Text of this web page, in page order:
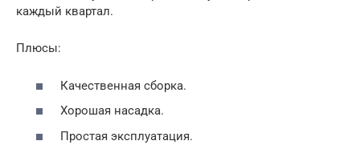
каждый квартал.
Плюсы:
Качественная сборка.
Хорошая насадка.
Простая эксплуатация.